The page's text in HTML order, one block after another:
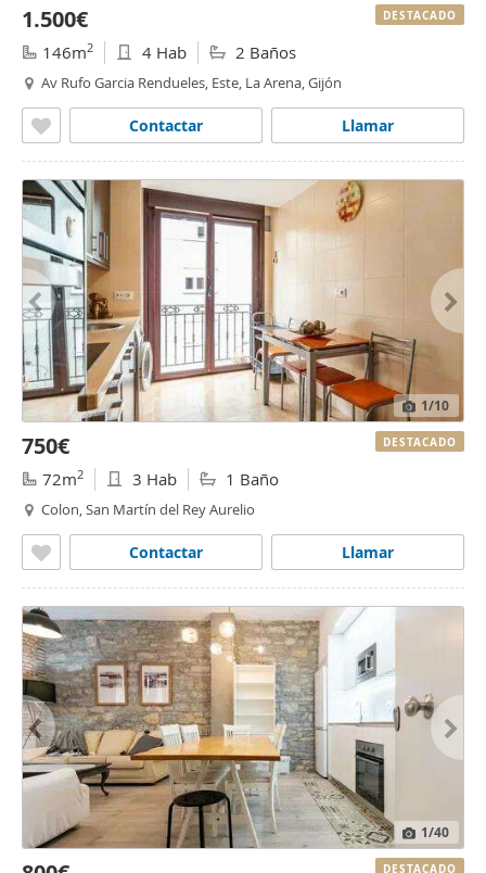
1.500€
146m2 4 Hab 2 Baños
Av Rufo Garcia Rendueles, Este, La Arena, Gijón
Llamar
Contactar
DESTACADO
1/10
750€
72m2 3 Hab 1 Baño
Colon, San Martín del Rey Aurelio
Llamar
Contactar
DESTACADO
1/40
DESTACADO